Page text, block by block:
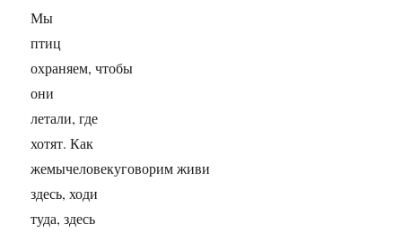
Мы
птиц
охраняем, чтобы
они
летали, где
хотят. Как
жемычеловекуговорим живи
здесь, ходи
туда, здесь